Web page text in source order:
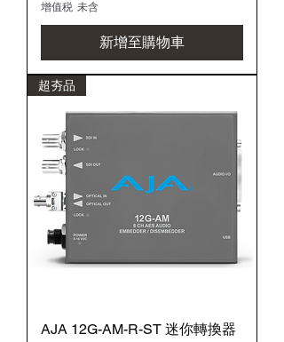
增值税 未含
新增至購物車
超夯品
AJA 12G-AM-R-ST 迷你轉換器